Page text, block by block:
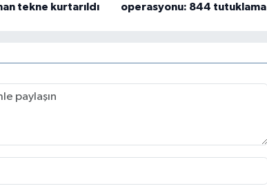
tekne kurtarıldı
operasyonu: 844 tutuklama